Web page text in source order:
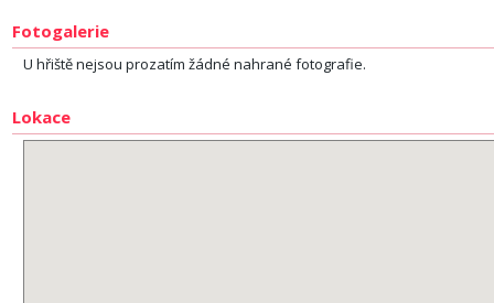
Fotogalerie
U hřiště nejsou prozatím žádné nahrané fotografie.
Lokace